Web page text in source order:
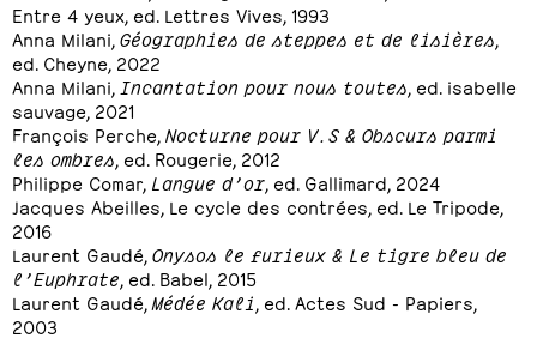
Entre 4 yeux, ed. Lettres Vives, 1993
Anna Milani, Géographies de steppes et de lisières
ed. Cheyne, 2022
Anna Milani, Incantation pour nous toutes , ed. isabelle
sauvage, 2021
François Perche, Nocturne pour V.S & Obscurs parmi
les ombres , ed. Rougerie, 2012
Philippe Comar, Langue d’or , ed. Gallimard, 2024
Jacques Abeilles, Le cycle des contrées, ed. Le Tripode,
2016
Laurent Gaudé, Onysos le furieux & Le tigre bleu de
l’Euphrate , ed. Babel, 2015
Laurent Gaudé, Médée Kali , ed. Actes Sud - Papiers,
2003